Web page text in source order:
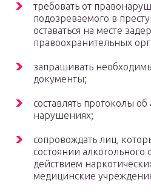
требовать от
подозреваемого в
оставаться на месте
правоохранительных
запрашивать
документы;
составлять протоколы
нарушениях;
сопровождать лиц,
состоянии
действием
медицинские